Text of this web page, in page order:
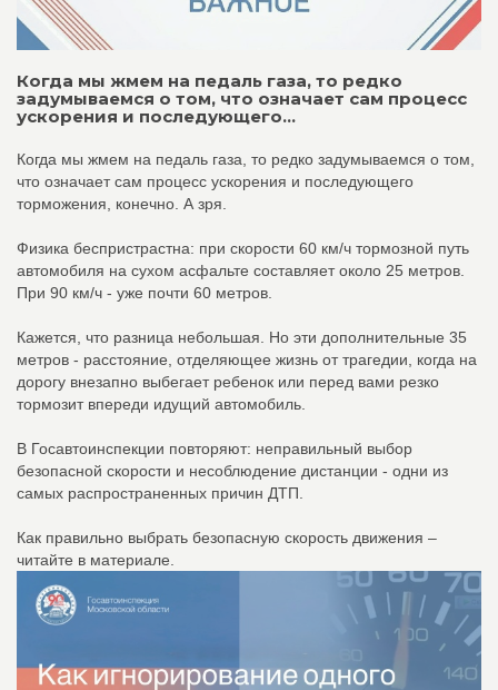
Когда мы жмем на педаль газа, то редко
задумываемся о том, что означает сам процесс
ускорения и последующего...
Когда мы жмем на педаль газа, то редко задумываемся о том,
что означает сам процесс ускорения и последующего
торможения, конечно. А зря.
Физика беспристрастна: при скорости 60 км/ч тормозной путь
автомобиля на сухом асфальте составляет около 25 метров.
При 90 км/ч - уже почти 60 метров.
Кажется, что разница небольшая. Но эти дополнительные 35
метров - расстояние, отделяющее жизнь от трагедии, когда на
дорогу внезапно выбегает ребенок или перед вами резко
тормозит впереди идущий автомобиль.
В Госавтоинспекции повторяют: неправильный выбор
безопасной скорости и несоблюдение дистанции - одни из
самых распространенных причин ДТП.
Как правильно выбрать безопасную скорость движения –
читайте в материале.